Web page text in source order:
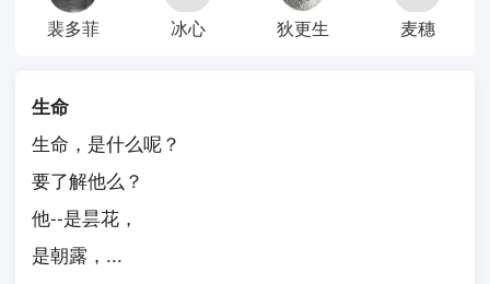
裴多菲 冰心 狄更生 麦穗
生命
生命，是什么呢？
要了解他么？
他--是昙花，
是朝露，...